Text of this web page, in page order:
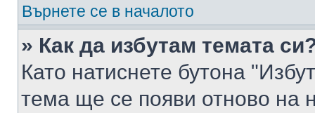
Върнете се в началото
» Как да избутам темата
Като натиснете бутона
тема ще се появи отново на